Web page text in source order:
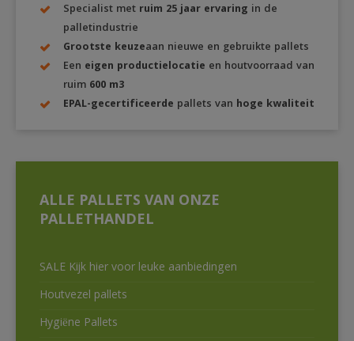
Specialist met ruim 25 jaar ervaring in de
palletindustrie
Grootste keuzeaan nieuwe en gebruikte pallets
Een eigen productielocatie en houtvoorraad van
ruim 600 m3
EPAL-gecertificeerde pallets van hoge kwaliteit
ALLE PALLETS VAN ONZE
PALLETHANDEL
SALE Kijk hier voor leuke aanbiedingen
Houtvezel pallets
Hygiëne Pallets